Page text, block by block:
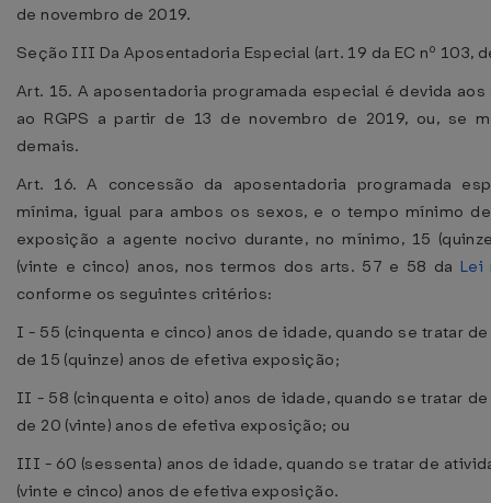
de novembro de 2019.
Seção III Da Aposentadoria Especial (art. 19 da EC nº 103,
Art. 15. A aposentadoria programada especial é devida
ao RGPS a partir de 13 de novembro de 2019, ou, se
demais.
Art. 16. A concessão da aposentadoria programada
mínima, igual para ambos os sexos, e o tempo mínimo
exposição a agente nocivo durante, no mínimo, 15
(vinte e cinco) anos, nos termos dos arts. 57 e 58 da Lei
conforme os seguintes critérios:
I - 55 (cinquenta e cinco) anos de idade, quando se tratar
de 15 (quinze) anos de efetiva exposição;
II - 58 (cinquenta e oito) anos de idade, quando se tratar
de 20 (vinte) anos de efetiva exposição; ou
III - 60 (sessenta) anos de idade, quando se tratar de
(vinte e cinco) anos de efetiva exposição.